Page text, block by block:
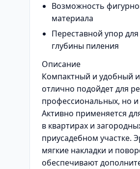
Возможность
материала
Переставной упор
глубины пиления
Описание
Компактный и удобный
отлично подойдет для
профессиональных, но
Активно применяется
в квартирах и
приусадебном участке.
мягкие накладки и
обеспечивают